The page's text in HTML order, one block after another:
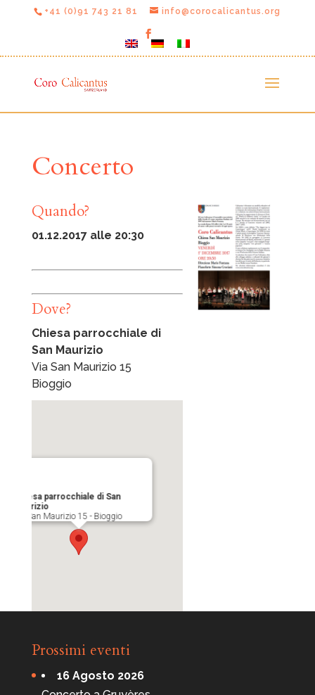
+41 (0)91 743 21 81 info@corocalicantus.org
Concerto
Quando?
01.12.2017 alle 20:30
Dove?
Chiesa parrocchiale di
San Maurizio
Via San Maurizio 15
Bioggio
Chiesa parrocchiale di San
Maurizio
Via San Maurizio 15 - Bioggio
Prossimi eventi
16 Agosto 2026